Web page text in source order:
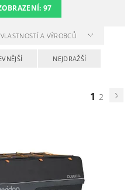
97
A VÝROBCŮ
NEJDRAŽŠÍ
1 2